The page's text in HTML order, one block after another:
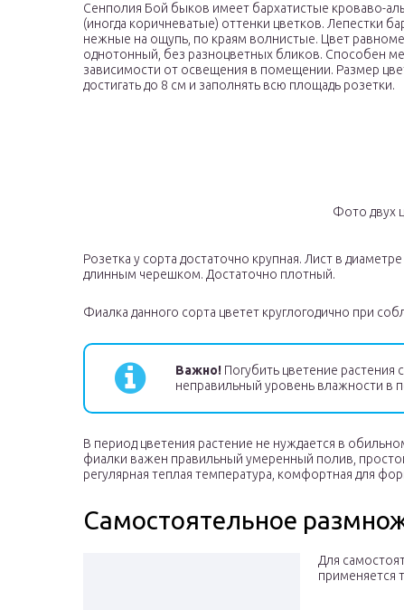
Сенполия Бой быков имеет бархатистые кроваво-
(иногда коричневатые) оттенки цветков. Лепестки
нежные на ощупь, по краям волнистые. Цвет
однотонный, без разноцветных бликов. Способен
зависимости от освещения в помещении. Размер
достигать до 8 см и заполнять всю площадь розетки.
Фото двух
Розетка у сорта достаточно крупная. Лист в
длинным черешком. Достаточно плотный.
Фиалка данного сорта цветет круглогодично при
Важно! Погубить цветение
неправильный уровень влажности в
В период цветения растение не нуждается в
фиалки важен правильный умеренный полив,
регулярная теплая температура, комфортная для
Самостоятельное
Для
применяется